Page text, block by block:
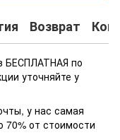
Возврат
БЕСПЛАТНАЯ по
уточняйте у
у нас самая
70% от стоимости